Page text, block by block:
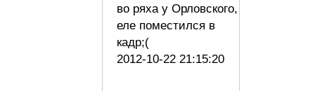
во ряха у Орловского,
еле поместился в
кадр;(
2012-10-22 21:15:20